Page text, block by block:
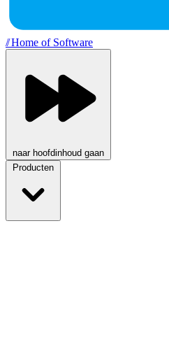
//Home of Software
naar hoofdinhoud gaan
Producten